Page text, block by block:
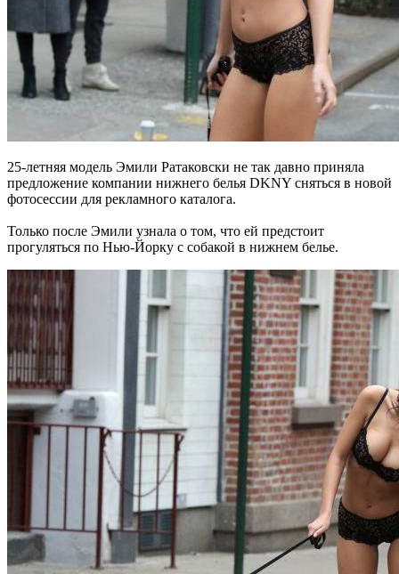
25-летняя модель Эмили Ратаковски не так давно приняла
предложение компании нижнего белья DKNY сняться в новой
фотосессии для рекламного каталога.
Только после Эмили узнала о том, что ей предстоит
прогуляться по Нью-Йорку с собакой в нижнем белье.